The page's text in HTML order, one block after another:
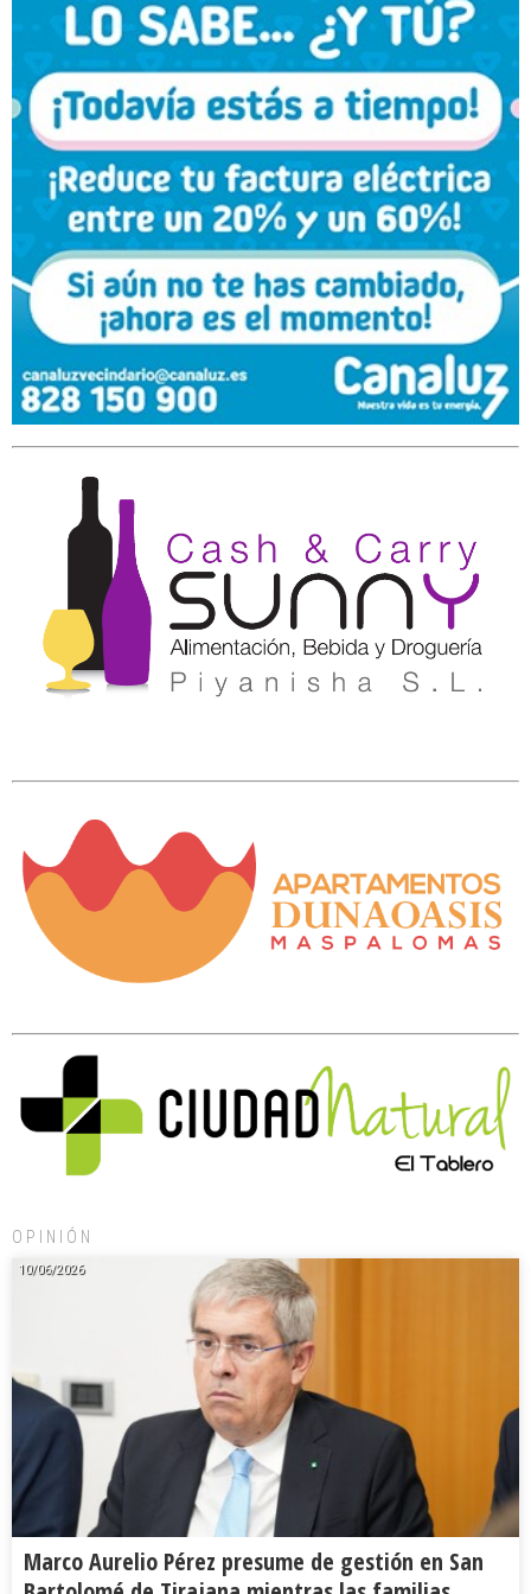
OPINIÓN
10/06/2026
Marco Aurelio Pérez presume de gestión en San